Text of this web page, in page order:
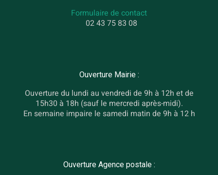
Formulaire de contact
02 43 75 83 08
Ouverture Mairie :
Ouverture du lundi au vendredi de 9h à 12h et de
15h30 à 18h (sauf le mercredi après-midi).
En semaine impaire le samedi matin de 9h à 12 h
Ouverture Agence postale :